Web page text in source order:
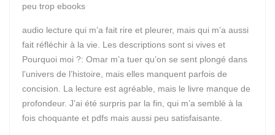
peu trop ebooks
audio lecture qui m’a fait rire et pleurer, mais qui m’a aussi
fait réfléchir à la vie. Les descriptions sont si vives et
Pourquoi moi ?: Omar m’a tuer qu’on se sent plongé dans
l’univers de l’histoire, mais elles manquent parfois de
concision. La lecture est agréable, mais le livre manque de
profondeur. J’ai été surpris par la fin, qui m’a semblé à la
fois choquante et pdfs mais aussi peu satisfaisante.